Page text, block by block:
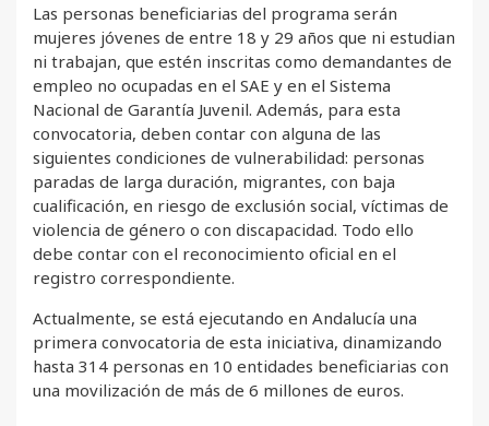
Las personas beneficiarias del programa serán
mujeres jóvenes de entre 18 y 29 años que ni estudian
ni trabajan, que estén inscritas como demandantes de
empleo no ocupadas en el SAE y en el Sistema
Nacional de Garantía Juvenil. Además, para esta
convocatoria, deben contar con alguna de las
siguientes condiciones de vulnerabilidad: personas
paradas de larga duración, migrantes, con baja
cualificación, en riesgo de exclusión social, víctimas de
violencia de género o con discapacidad. Todo ello
debe contar con el reconocimiento oficial en el
registro correspondiente.
Actualmente, se está ejecutando en Andalucía una
primera convocatoria de esta iniciativa, dinamizando
hasta 314 personas en 10 entidades beneficiarias con
una movilización de más de 6 millones de euros.